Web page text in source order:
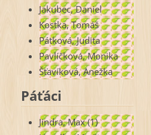
Jakubec, Daniel
Kostka, Tomáš
Pátková, Judita
Pavlíčková, Monika
Šťavíková, Anežka
Páťáci
Jindra, Max (1)